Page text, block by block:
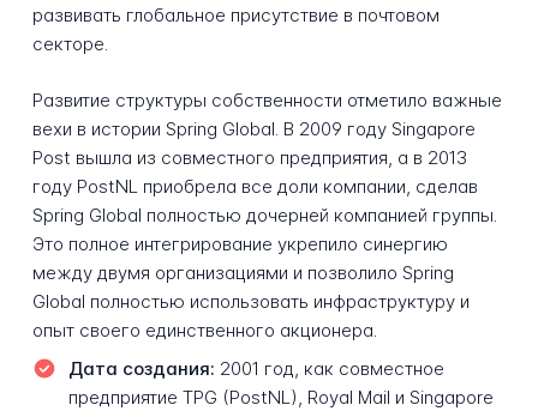
развивать глобальное присутствие в почтовом
секторе.
Развитие структуры собственности отметило важные
вехи в истории Spring Global. В 2009 году Singapore
Post вышла из совместного предприятия, а в 2013
году PostNL приобрела все доли компании, сделав
Spring Global полностью дочерней компанией группы.
Это полное интегрирование укрепило синергию
между двумя организациями и позволило Spring
Global полностью использовать инфраструктуру и
опыт своего единственного акционера.
Дата создания: 2001 год, как совместное
предприятие TPG (PostNL), Royal Mail и Singapore